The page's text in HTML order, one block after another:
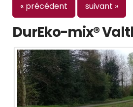
« précédent suivant »
DurEko-mix®